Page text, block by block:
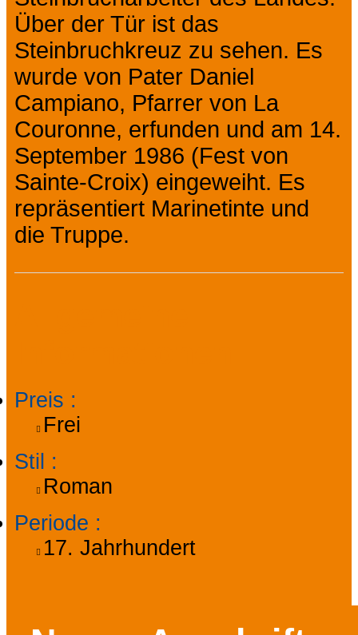
Über der Tür ist das
Steinbruchkreuz zu sehen. Es
wurde von Pater Daniel
Campiano, Pfarrer von La
Couronne, erfunden und am 14.
September 1986 (Fest von
Sainte-Croix) eingeweiht. Es
repräsentiert Marinetinte und
die Truppe.
Preis :
Frei
Stil :
Roman
Periode :
17. Jahrhundert